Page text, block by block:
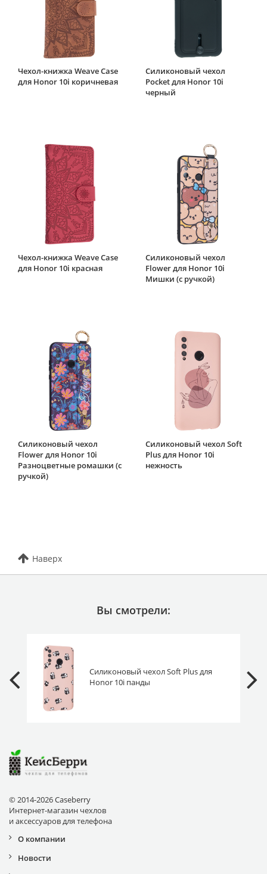
Чехол-книжка Weave Case
для Honor 10i коричневая
Силиконовый чехол
Pocket для Honor 10i
черный
Чехол-книжка Weave Case
для Honor 10i красная
Силиконовый чехол
Flower для Honor 10i
Мишки (с ручкой)
Силиконовый чехол
Flower для Honor 10i
Разноцветные ромашки (с
ручкой)
Силиконовый чехол Soft
Plus для Honor 10i
нежность
Наверх
Вы смотрели:
Силиконовый чехол Soft Plus для
Honor 10i панды
© 2014-2026 Caseberry
Интернет-магазин чехлов
и аксессуаров для телефона
О компании
Новости